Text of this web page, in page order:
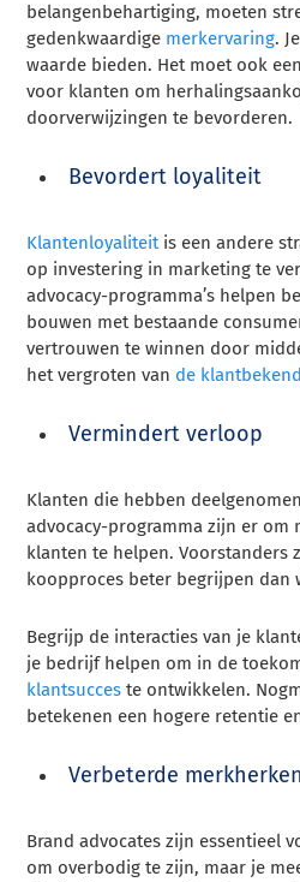
belangenbehartiging, moeten
gedenkwaardige merkervaring.
waarde bieden. Het moet ook
voor klanten om
doorverwijzingen te bevorderen.
Bevordert loyaliteit
Klantenloyaliteitis een andere
op investering in marketing te
advocacy-programma’s helpen
bouwen met bestaande
vertrouwen te winnen door
het vergroten van de
Vermindert verloop
Klanten die hebben
advocacy-programma zijn er om
klanten te helpen. Voorstanders
koopproces beter begrijpen dan
Begrijp de interacties van je
je bedrijf helpen om in de
klantsucces te ontwikkelen.
betekenen een hogere retentie
Verbeterde
Brand advocates zijn essentieel
om overbodig te zijn, maar je